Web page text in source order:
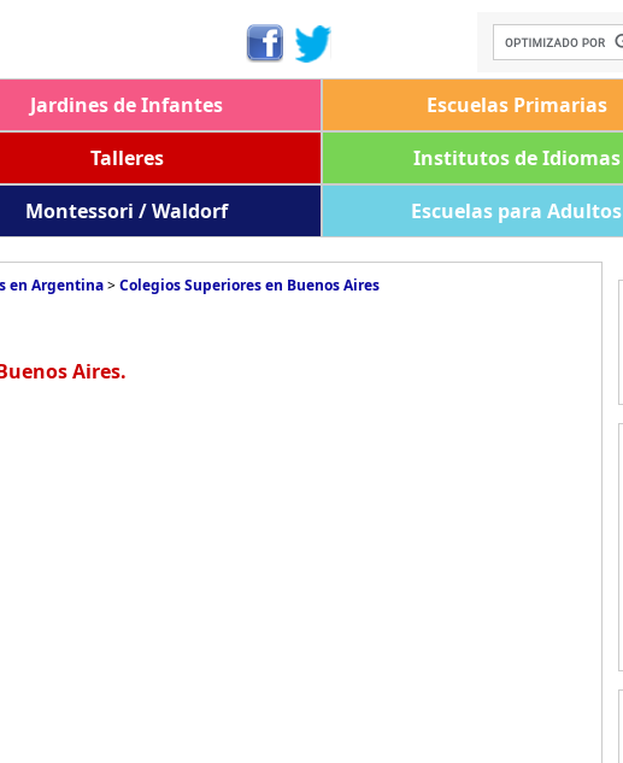
Jardines de Infantes Escuelas Primarias
Talleres Institutos de Idiomas
Montessori / Waldorf Escuelas para Adultos
en Argentina>Colegios Superiores en Buenos Aires
Aires.